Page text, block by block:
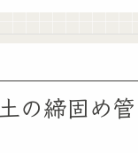
の締固め管